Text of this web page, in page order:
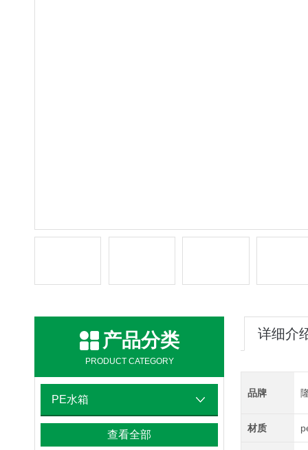
产品分类
PRODUCT CATEGORY
PE水箱
查看全部
详细介
品牌
材质